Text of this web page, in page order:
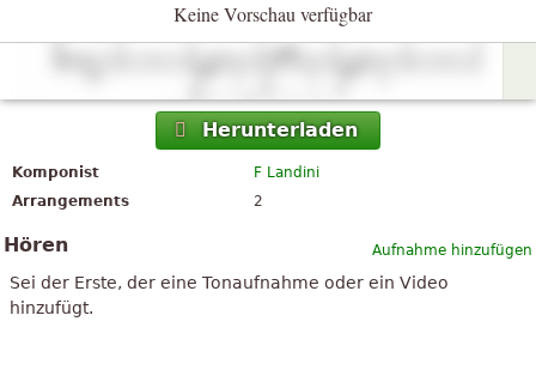
Keine Vorschau verfügbar
Herunterladen
Komponist
F Landini
Arrangements
2
Aufnahme hinzufügen
Hören
Sei der Erste, der eine Tonaufnahme oder ein Video
hinzufügt.